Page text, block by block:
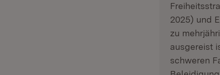
2025) und
zu
ausgereist
schweren